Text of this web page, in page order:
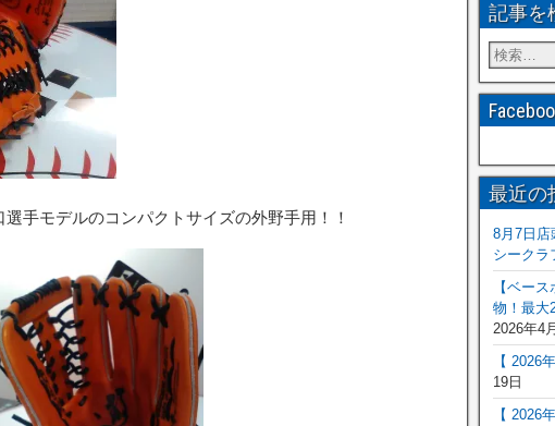
選手モデルのコンパクトサイズの外野手用！！
記事を
最近の
8月7日店
シークラ
【ベー
物！最大
2026年4
【 2026
19日
【 2026